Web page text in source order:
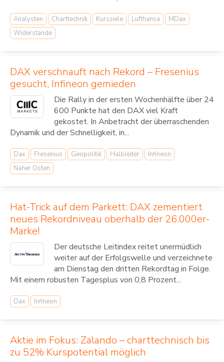
Analysten Charttechnik Kursziele Lufthansa
MDax
Widerstände
DAX verschnauft nach Rekord – Fresenius
gesucht, Infineon gemieden
Die Rally in der ersten Wochenhälfte über 24
600 Punkte hat den DAX viel Kraft
gekostet. In Anbetracht der überraschenden
Dynamik und der Schnelligkeit, in...
Dax Fresenius Geopolitik Halbleiter
Infineon
Naher Osten
Hat-Trick auf dem Parkett: DAX zementiert
neues Rekordniveau oberhalb der 26.000er-
Marke!
Der deutsche Leitindex reitet unermüdlich
weiter auf der Erfolgswelle und verzeichnete
am Dienstag den dritten Rekordtag in Folge.
Mit einem robusten Tagesplus von 0,8 Prozent...
Dax Infineon
Aktie im Fokus: Zalando – charttechnisch bis
zu 52% Kurspotential möglich